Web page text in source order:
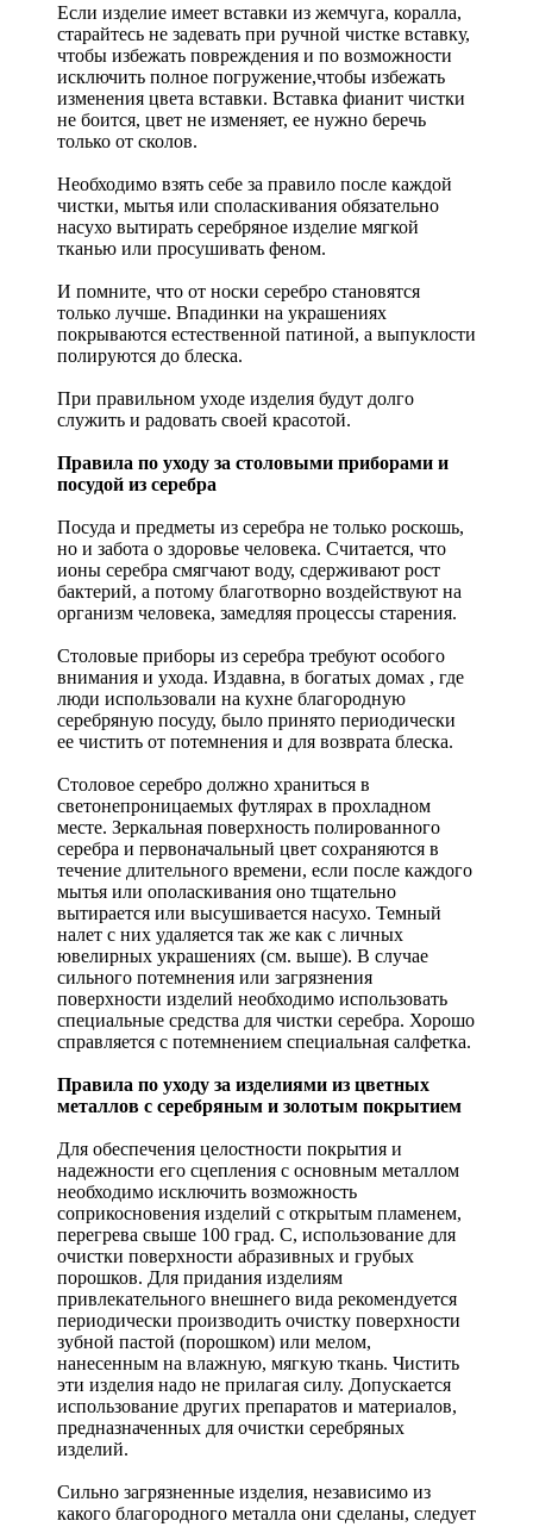
Если изделие имеет вставки из жемчуга, коралла,
старайтесь не задевать при ручной чистке вставку,
чтобы избежать повреждения и по возможности
исключить полное погружение,чтобы избежать
изменения цвета вставки. Вставка фианит чистки
не боится, цвет не изменяет, ее нужно беречь
только от сколов.
Необходимо взять себе за правило после каждой
чистки, мытья или споласкивания обязательно
насухо вытирать серебряное изделие мягкой
тканью или просушивать феном.
И помните, что от носки серебро становятся
только лучше. Впадинки на украшениях
покрываются естественной патиной, а выпуклости
полируются до блеска.
При правильном уходе изделия будут долго
служить и радовать своей красотой.
Правила по уходу за столовыми приборами и
посудой из серебра
Посуда и предметы из серебра не только роскошь,
но и забота о здоровье человека. Считается, что
ионы серебра смягчают воду, сдерживают рост
бактерий, а потому благотворно воздействуют на
организм человека, замедляя процессы старения.
Столовые приборы из серебра требуют особого
внимания и ухода. Издавна, в богатых домах , где
люди использовали на кухне благородную
серебряную посуду, было принято периодически
ее чистить от потемнения и для возврата блеска.
Столовое серебро должно храниться в
светонепроницаемых футлярах в прохладном
месте. Зеркальная поверхность полированного
серебра и первоначальный цвет сохраняются в
течение длительного времени, если после каждого
мытья или ополаскивания оно тщательно
вытирается или высушивается насухо. Темный
налет с них удаляется так же как с личных
ювелирных украшениях (см. выше). В случае
сильного потемнения или загрязнения
поверхности изделий необходимо использовать
специальные средства для чистки серебра. Хорошо
справляется с потемнением специальная салфетка.
Правила по уходу за изделиями из цветных
металлов с серебряным и золотым покрытием
Для обеспечения целостности покрытия и
надежности его сцепления с основным металлом
необходимо исключить возможность
соприкосновения изделий с открытым пламенем,
перегрева свыше 100 град. С, использование для
очистки поверхности абразивных и грубых
порошков. Для придания изделиям
привлекательного внешнего вида рекомендуется
периодически производить очистку поверхности
зубной пастой (порошком) или мелом,
нанесенным на влажную, мягкую ткань. Чистить
эти изделия надо не прилагая силу. Допускается
использование других препаратов и материалов,
предназначенных для очистки серебряных
изделий.
Сильно загрязненные изделия, независимо из
какого благородного металла они сделаны, следует